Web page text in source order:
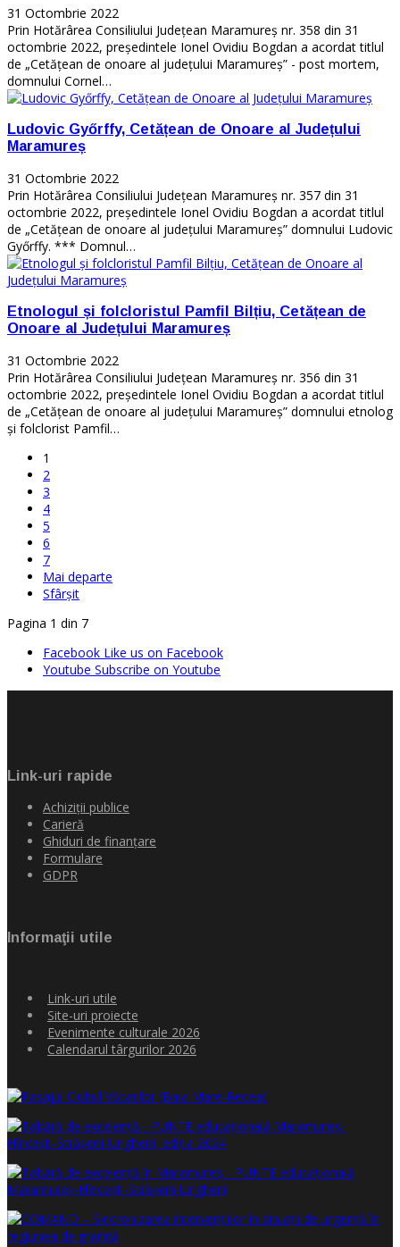
31 Octombrie 2022
Prin Hotărârea Consiliului Județean Maramureș nr. 358 din 31
octombrie 2022, președintele Ionel Ovidiu Bogdan a acordat titlul
de „Cetățean de onoare al județului Maramureș” - post mortem,
domnului Cornel…
Ludovic Győrffy, Cetățean de Onoare al Județului
Maramureș
31 Octombrie 2022
Prin Hotărârea Consiliului Județean Maramureș nr. 357 din 31
octombrie 2022, președintele Ionel Ovidiu Bogdan a acordat titlul
de „Cetățean de onoare al județului Maramureș” domnului Ludovic
Győrffy. *** Domnul…
Etnologul și folcloristul Pamfil Bilțiu, Cetățean de
Onoare al Județului Maramureș
31 Octombrie 2022
Prin Hotărârea Consiliului Județean Maramureș nr. 356 din 31
octombrie 2022, președintele Ionel Ovidiu Bogdan a acordat titlul
de „Cetățean de onoare al județului Maramureș” domnului etnolog
și folclorist Pamfil…
1
2
3
4
5
6
7
Mai departe
Sfârșit
Pagina 1 din 7
Facebook Like us on Facebook
Youtube Subscribe on Youtube
Link-uri rapide
Achiziţii publice
Carieră
Ghiduri de finanţare
Formulare
GDPR
Informaţii utile
Link-uri utile
Site-uri proiecte
Evenimente culturale 2026
Calendarul târgurilor 2026